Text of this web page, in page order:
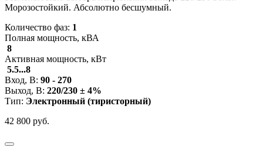
Морозостойкий. Абсолютно бесшумный.
Количество фаз: 1
Полная мощность, кВА
8
Активная мощность, кВт
5.5...8
Вход, В: 90 - 270
Выход, В: 220/230 ± 4%
Тип: Электронный (тиристорный)
42 800 руб.